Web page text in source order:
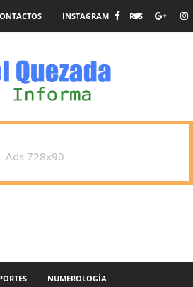
INSTAGRAM RSS
Ads 728x90
NUMEROLOGÍA